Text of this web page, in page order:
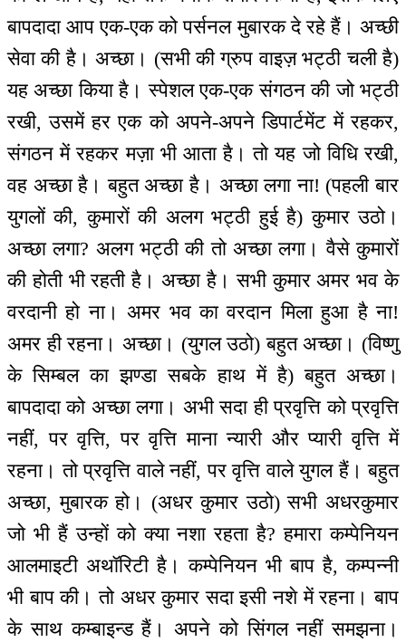
बापदादा आप एक-एक को पर्सनल मुबारक दे रहे हैं। अच्छी
सेवा की है। अच्छा। (सभी की ग्रुप वाइज़ भट्ठी चली है)
यह अच्छा किया है। स्पेशल एक-एक संगठन की जो भट्ठी
रखी, उसमें हर एक को अपने-अपने डिपार्टमेंट में रहकर,
संगठन में रहकर मज़ा भी आता है। तो यह जो विधि रखी,
वह अच्छा है। बहुत अच्छा है। अच्छा लगा ना! (पहली बार
युगलों की, कुमारों की अलग भट्ठी हुई है) कुमार उठो।
अच्छा लगा? अलग भट्ठी की तो अच्छा लगा। वैसे कुमारों
की होती भी रहती है। अच्छा है। सभी कुमार अमर भव के
वरदानी हो ना। अमर भव का वरदान मिला हुआ है ना!
अमर ही रहना। अच्छा। (युगल उठो) बहुत अच्छा। (विष्णु
के सिम्बल का झण्डा सबके हाथ में है) बहुत अच्छा।
बापदादा को अच्छा लगा। अभी सदा ही प्रवृत्ति को प्रवृत्ति
नहीं, पर वृत्ति, पर वृत्ति माना न्यारी और प्यारी वृत्ति में
रहना। तो प्रवृत्ति वाले नहीं, पर वृत्ति वाले युगल हैं। बहुत
अच्छा, मुबारक हो। (अधर कुमार उठो) सभी अधरकुमार
जो भी हैं उन्हों को क्या नशा रहता है? हमारा कम्पेनियन
आलमाइटी अथॉरिटी है। कम्पेनियन भी बाप है, कम्पन्नी
भी बाप की। तो अधर कुमार सदा इसी नशे में रहना। बाप
के साथ कम्बाइन्ड हैं। अपने को सिंगल नहीं समझना।